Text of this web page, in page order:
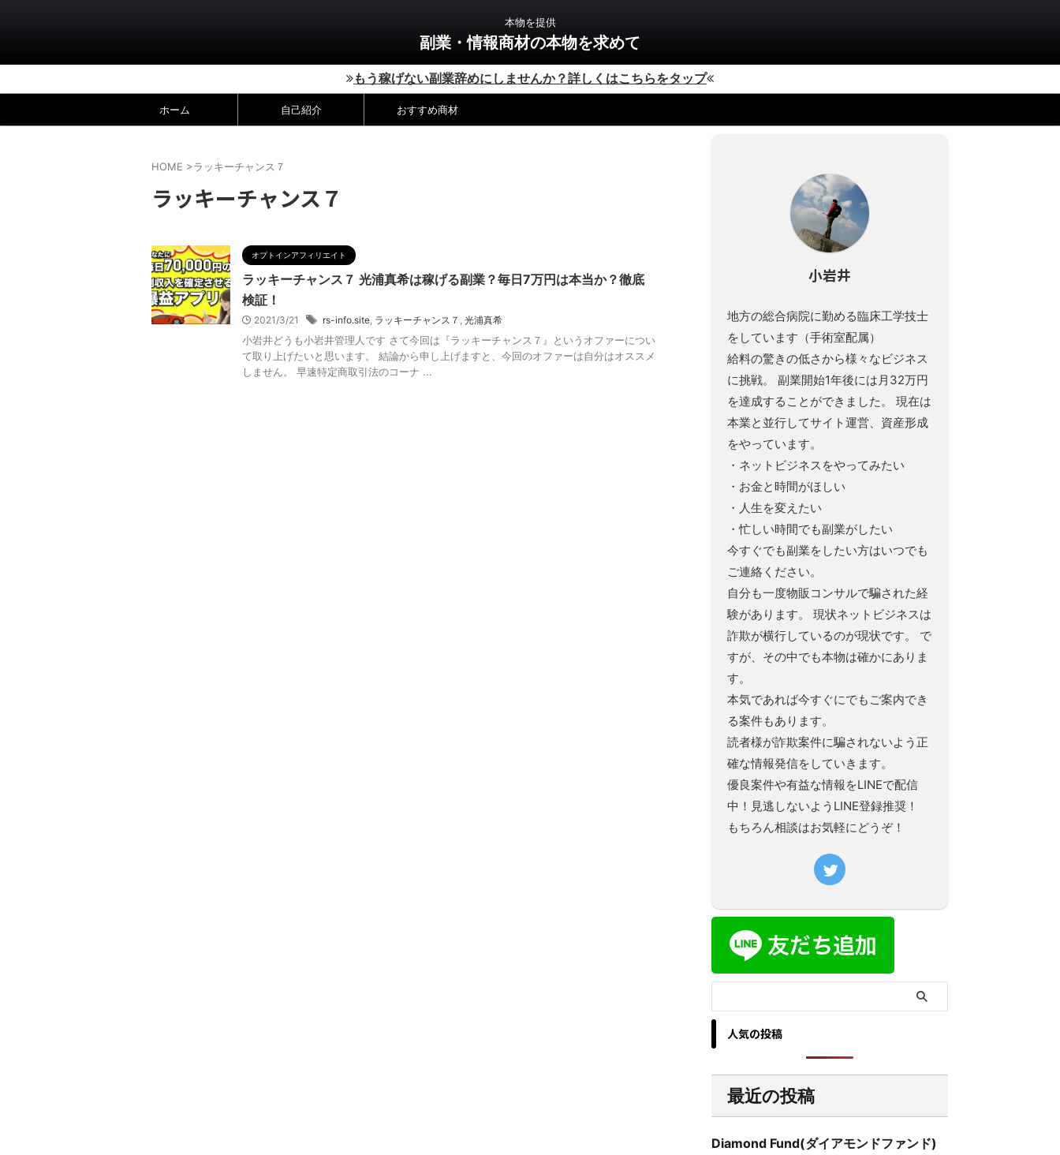
本物を提供
副業・情報商材の本物を求めて
もう稼げない副業辞めにしませんか？詳しくはこちらをタップ
ホーム 自己紹介 おすすめ商材
HOME >ラッキーチャンス７
ラッキーチャンス７
オプトインアフィリエイト
ラッキーチャンス７ 光浦真希は稼げる副業？毎日7万円は本当か？徹底
検証！
2021/3/21 rs-info.site, ラッキーチャンス７ , 光浦真希
小岩井どうも小岩井管理人です さて今回は『ラッキーチャンス７』というオファーについ
て取り上げたいと思います。 結論から申し上げますと、今回のオファーは自分はオススメ
しません。 早速特定商取引法のコーナ ...
小岩井
地方の総合病院に勤める臨床工学技士
をしています（手術室配属）
給料の驚きの低さから様々なビジネス
に挑戦。 副業開始1年後には月32万円
を達成することができました。 現在は
本業と並行してサイト運営、資産形成
をやっています。
・ネットビジネスをやってみたい
・お金と時間がほしい
・人生を変えたい
・忙しい時間でも副業がしたい
今すぐでも副業をしたい方はいつでも
ご連絡ください。
自分も一度物販コンサルで騙された経
験があります。 現状ネットビジネスは
詐欺が横行しているのが現状です。 で
すが、その中でも本物は確かにありま
す。
本気であれば今すぐにでもご案内でき
る案件もあります。
読者様が詐欺案件に騙されないよう正
確な情報発信をしていきます。
優良案件や有益な情報をLINEで配信
中！見逃しないようLINE登録推奨！
もちろん相談はお気軽にどうぞ！
人気の投稿
最近の投稿
Diamond Fund(ダイアモンドファンド)